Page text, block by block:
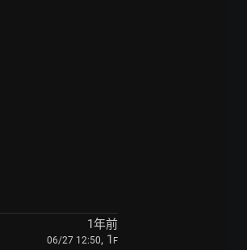
1年前
06/27 12:50, 1 F